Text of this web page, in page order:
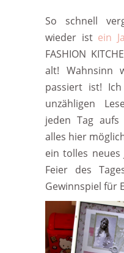
So schnell
wieder ist ein
FASHION
alt! Wahnsinn
passiert ist!
unzähligen
jeden Tag
alles hier
ein tolles
Feier des
Gewinnspiel für